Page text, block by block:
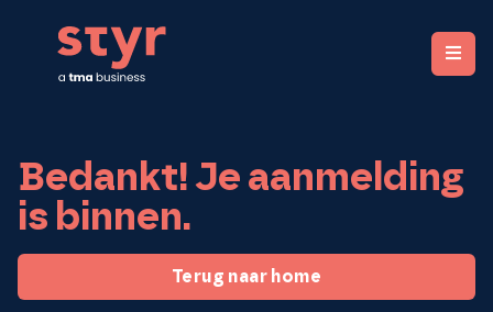
STYR. Clear organizations, fair rewards.
Bedankt! Je aanmelding
is binnen.
Terug naar home